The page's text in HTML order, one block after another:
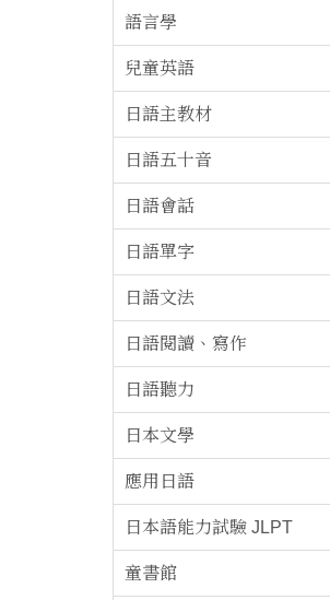
語言學
兒童英語
日語主教材
日語五十音
日語會話
日語單字
日語文法
日語閱讀、寫作
日語聽力
日本文學
應用日語
日本語能力試驗 JLPT
童書館